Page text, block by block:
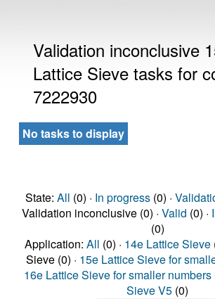
Validation inconclusive
Lattice Sieve tasks for
7222930
No tasks to display
State: All (0) · In progress(0) ·
Validation inconclusive (0) · Valid (0) ·
(0)
Application: All (0) · 14e Lattice Sieve
Sieve (0) · 15e Lattice Sieve for
16e Lattice Sieve for smaller numbers
Sieve V5 (0)